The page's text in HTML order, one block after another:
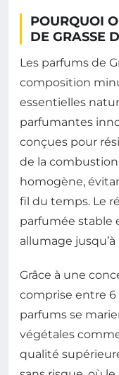
POURQUOI
DE GRASSE
Les parfums de
composition
essentielles
parfumantes
conçues pour
de la
homogène,
fil du temps. Le
parfumée stable
allumage
Grâce à une
comprise entre 6
parfums se
végétales
qualité